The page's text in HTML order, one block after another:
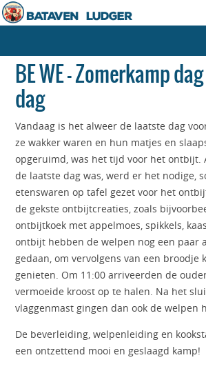
Naar
de
springen
BE WE – Zomerkamp
dag
Vandaag is het alweer de laatste dag
ze wakker waren en hun matjes en
opgeruimd, was het tijd voor het ontbijt.
de laatste dag was, werd er het nodige,
etenswaren op tafel gezet voor het
de gekste ontbijtcreaties, zoals
ontbijtkoek met appelmoes, spikkels,
ontbijt hebben de welpen nog een paar
gedaan, om vervolgens van een broodje
genieten. Om 11:00 arriveerden de
vermoeide kroost op te halen. Na het
vlaggenmast gingen dan ook de welpen
De beverleiding, welpenleiding en
een ontzettend mooi en geslaagd kamp!